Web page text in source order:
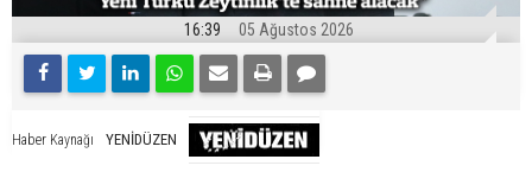
16:39 05 Ağustos 2026
Haber Kaynağı YENİDÜZEN